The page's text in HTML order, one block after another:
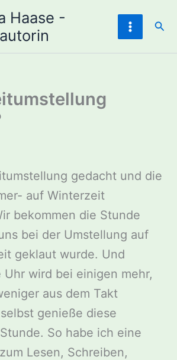
Haase -
gedacht und die
auf Winterzeit
bekommen die Stunde
bei der Umstellung auf
geklaut wurde. Und
Uhr wird bei einigen mehr,
aus dem Takt
genieße diese
So habe ich eine
Lesen, Schreiben,